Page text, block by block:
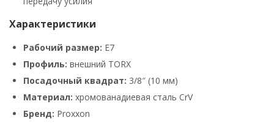
Характеристики
Рабочий размер: E7
Профиль: внешний TORX
Посадочный квадрат: 3/8″ (10 мм)
Материал: хромованадиевая сталь CrV
Бренд: Proxxon